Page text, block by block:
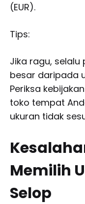
(EUR).
Tips:
Jika ragu, selalu
besar daripada
Periksa
toko tempat
ukuran tidak
Memilih
Selop